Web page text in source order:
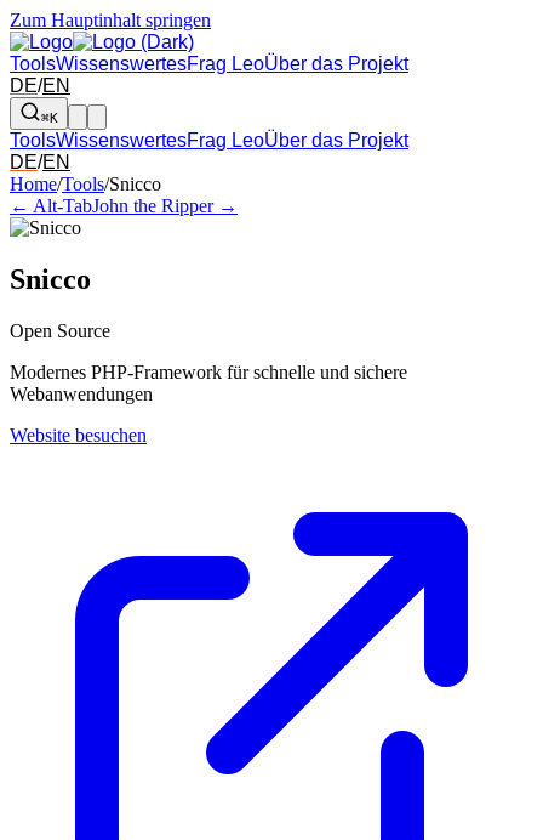
Zum Hauptinhalt springen
ToolsWissenswertesFrag LeoÜber das Projekt
DE/EN
⌘K
ToolsWissenswertesFrag LeoÜber das Projekt
DE/EN
Pfeil links und rechts: zum benachbarten Tool in der Übersicht
Home/Tools/Snicco
← Alt-TabJohn the Ripper →
Snicco
Open Source
Modernes PHP-Framework für schnelle und sichere
Webanwendungen
Website besuchen